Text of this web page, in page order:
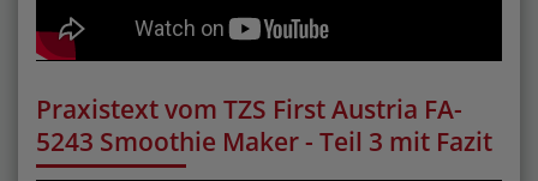
Praxistext vom TZS First Austria FA-
5243 Smoothie Maker - Teil 3 mit Fazit